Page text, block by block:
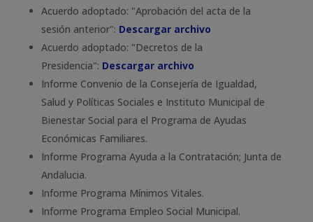
Acuerdo adoptado: "Aprobación del acta de la
sesión anterior": Descargar archivo
Acuerdo adoptado: "Decretos de la
Presidencia": Descargar archivo
Informe Convenio de la Consejería de Igualdad,
Salud y Políticas Sociales e Instituto Municipal de
Bienestar Social para el Programa de Ayudas
Económicas Familiares.
Informe Programa Ayuda a la Contratación; Junta de
Andalucia.
Informe Programa Mínimos Vitales.
Informe Programa Empleo Social Municipal.